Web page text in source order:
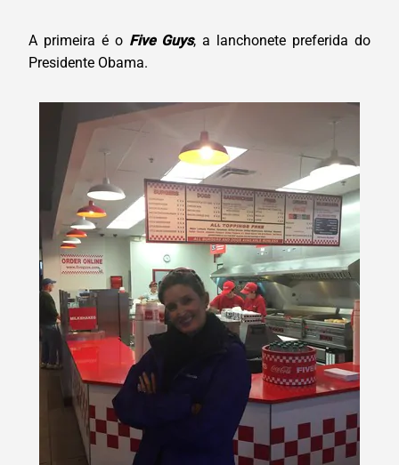
A primeira é o Five Guys, a lanchonete preferida do
Presidente Obama.